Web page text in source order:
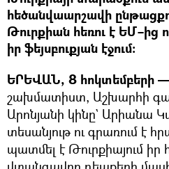
հեծանվաարշավի
Թուրքիան հեռու է ԵՄ–ից
իր ֆեյսբուքյան էջում։
ԵՐԵՎԱՆ, 8 հոկտեմբերի
շախմատիստ, Աշխարհի
Արոնյանի կինը` Արիանա
տեսանյութ ու գրառում է
պատմել է Թուրքիայում իր